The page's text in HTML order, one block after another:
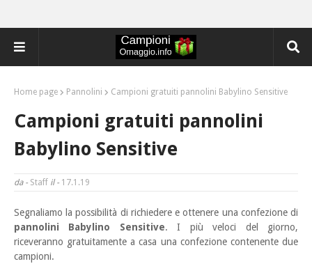
Home page Pannolini Campioni gratuiti pannolini Babylino Sensitive
Campioni gratuiti pannolini
Babylino Sensitive
da - Staff il - 17.1.19
Segnaliamo la possibilità di richiedere e ottenere una confezione di
pannolini Babylino Sensitive. I più veloci del giorno,
riceveranno gratuitamente a casa una confezione contenente due
campioni.